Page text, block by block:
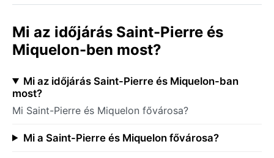
Mi az időjárás Saint-Pierre és
Miquelon-ben most?
Mi az időjárás Saint-Pierre és Miquelon-ban
most?
Mi Saint-Pierre és Miquelon fővárosa?
Mi a Saint-Pierre és Miquelon fővárosa?